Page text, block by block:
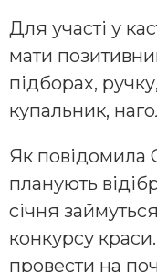
Для участі у
мати
підборах,
купальник,
Як повідомила
планують
січня
конкурсу
провести на